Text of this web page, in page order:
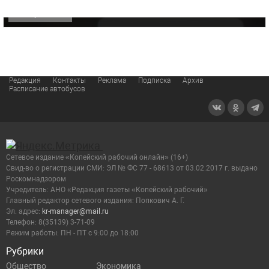
Редакция Контакты Реклама Подписка
Архив
Расписание автобусов
Рубрики
Общество Экономика
Сетевое издание «Копейский рабочий онлайн» (16+)
Cвид-во о регистрации СМИ: ЭЛ № ФС 77 - 68613 от 03.02.2017 г. выдано
Роскомнадзором
Учредитель: АНО «Редакция газеты «Копейский рабочий»
Главный редактор сетевого издания: Попкович А. Г.
Эл. адрес: kr-manager@mail.ru
Телефон: 8(35139) 3-71-09
Режим работы: ПН - ПТ с 9:00 до 18:00